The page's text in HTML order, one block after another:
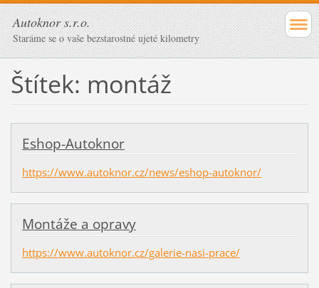
Autoknor s.r.o.
Staráme se o vaše bezstarostné ujeté kilometry
Štítek: montáž
Eshop-Autoknor
https://www.autoknor.cz/news/eshop-autoknor/
Montáže a opravy
https://www.autoknor.cz/galerie-nasi-prace/